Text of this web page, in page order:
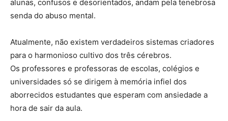
alunas, confusos e desorientados, andam pela tenebrosa
senda do abuso mental.
Atualmente, não existem verdadeiros sistemas criadores
para o harmonioso cultivo dos três cérebros.
Os professores e professoras de escolas, colégios e
universidades só se dirigem à memória infiel dos
aborrecidos estudantes que esperam com ansiedade a
hora de sair da aula.